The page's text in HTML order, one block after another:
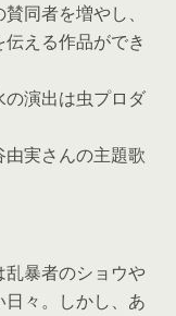
同者を増やし、
える作品ができ
演出は虫プロダ
実さんの主題歌
暴者のショウや
々。しかし、あ